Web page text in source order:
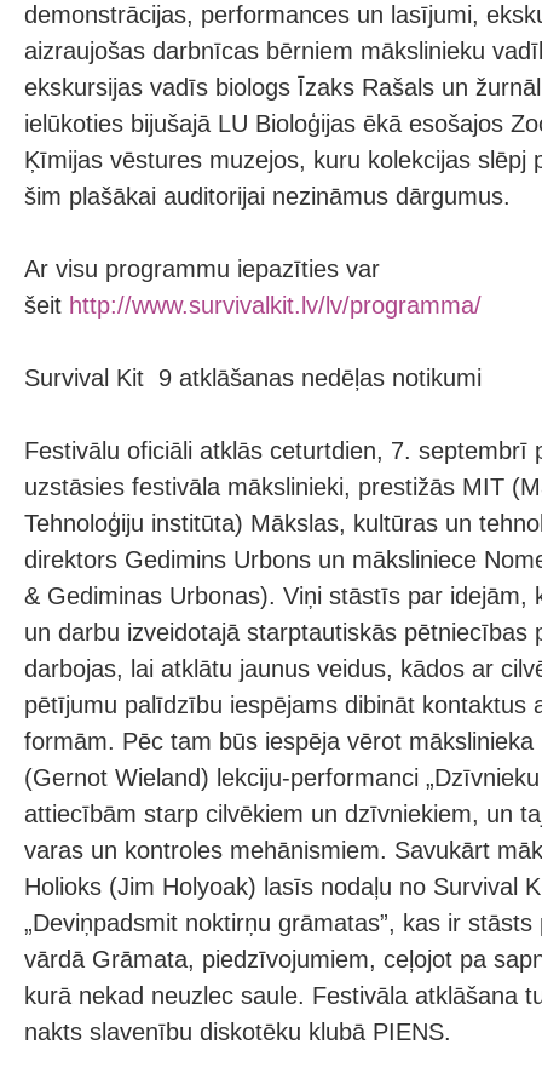
demonstrācijas, performances un lasījumi,
aizraujošas darbnīcas bērniem mākslinieku
ekskursijas vadīs biologs Īzaks Rašals un
ielūkoties bijušajā LU Bioloģijas ēkā esošajos
Ķīmijas vēstures muzejos, kuru kolekcijas slēpj
šim plašākai auditorijai nezināmus dārgumus.
Ar visu programmu iepazīties var
šeit http://www.survivalkit.lv/lv/programma/
Survival Kit 9 atklāšanas nedēļas notikumi
Festivālu oficiāli atklās ceturtdien, 7. septembrī
uzstāsies festivāla mākslinieki, prestižās MIT
Tehnoloģiju institūta) Mākslas, kultūras un
direktors Gedimins Urbons un māksliniece
& Gediminas Urbonas). Viņi stāstīs par idejām,
un darbu izveidotajā starptautiskās pētniecības
darbojas, lai atklātu jaunus veidus, kādos ar
pētījumu palīdzību iespējams dibināt kontaktus
formām. Pēc tam būs iespēja vērot
(Gernot Wieland) lekciju-performanci
attiecībām starp cilvēkiem un dzīvniekiem, un
varas un kontroles mehānismiem. Savukārt
Holioks (Jim Holyoak) lasīs nodaļu no Survival
„Deviņpadsmit noktirņu grāmatas”, kas ir
vārdā Grāmata, piedzīvojumiem, ceļojot pa
kurā nekad neuzlec saule. Festivāla atklāšana
nakts slavenību diskotēku klubā PIENS.